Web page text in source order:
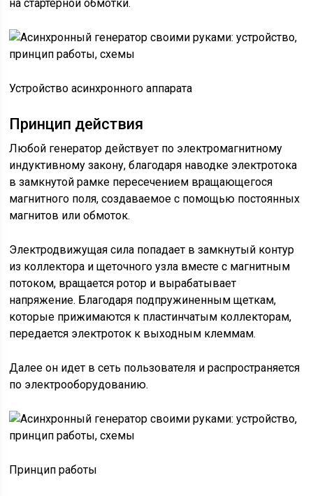
на стартерной обмотки.
Устройство асинхронного аппарата
Принцип действия
Любой генератор действует по электромагнитному
индуктивному закону, благодаря наводке электротока
в замкнутой рамке пересечением вращающегося
магнитного поля, создаваемое с помощью постоянных
магнитов или обмоток.
Электродвижущая сила попадает в замкнутый контур
из коллектора и щеточного узла вместе с магнитным
потоком, вращается ротор и вырабатывает
напряжение. Благодаря подпружиненным щеткам,
которые прижимаются к пластинчатым коллекторам,
передается электроток к выходным клеммам.
Далее он идет в сеть пользователя и распространяется
по электрооборудованию.
Принцип работы